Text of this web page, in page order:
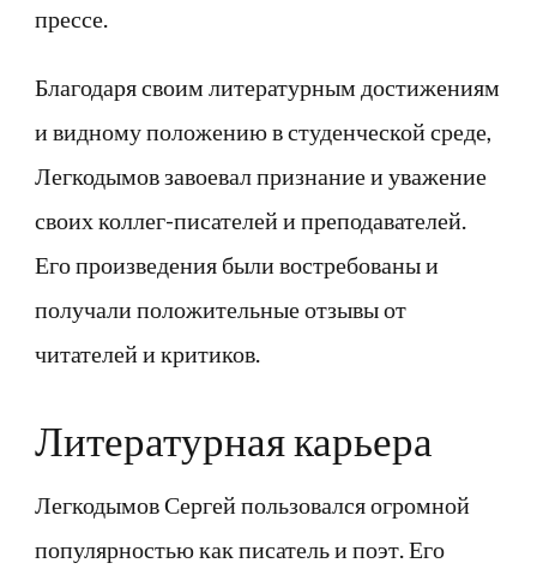
прессе.
Благодаря своим литературным достижениям
и видному положению в студенческой среде,
Легкодымов завоевал признание и уважение
своих коллег-писателей и преподавателей.
Его произведения были востребованы и
получали положительные отзывы от
читателей и критиков.
Литературная карьера
Легкодымов Сергей пользовался огромной
популярностью как писатель и поэт. Его